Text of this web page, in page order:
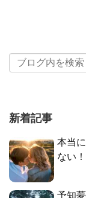
新着記事
本当
ない
予知